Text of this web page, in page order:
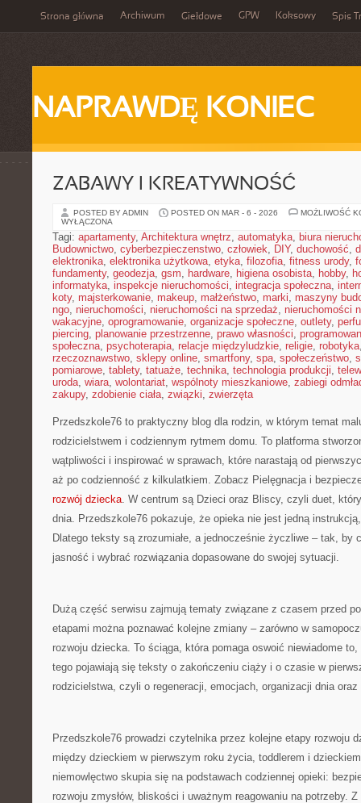
Strona główna Archiwum Giełdowe GPW Koksowy Spis
NAPRAWDĘ KONIEC
ZABAWY I KREATYWNOŚĆ
POSTED BY ADMIN POSTED ON MAR - 6 - 2026
MOŻLIWOŚĆ
WYŁĄCZONA
Tagi: apartamenty, Architektura wnętrz, automatyka, biura
Budownictwo, cyberbezpieczenstwo, człowiek, DIY, duchowość,
elektronika, elektronika użytkowa, etyka, filozofia, fitness urody,
fundamenty, geodezja, gsm, hardware, higiena osobista, hobby,
informatyka, inspekcje nieruchomości, integracja społeczna,
koty, majsterkowanie, makeup, małżeństwo, marki, maszyny
ngo, nieruchomości, nieruchomości na sprzedaż, nieruchomości
wakacyjne, oprogramowanie, organizacje społeczne, outlety,
piercing, planowanie przestrzenne, prawo własności,
społeczna, psychoterapia, relacje międzyludzkie, religie, robotyka
rzeczoznawstwo, sklepy online, smartfony, spa, społeczeństwo,
pomiarowe, tablety, tatuaże, technika, technologia produkcji,
uroda, wiara, wolontariat, wspólnoty mieszkaniowe, zabiegi
zakupy, zdobienie ciała, związki, zwierzęta
Przedszkole76 to praktyczny blog dla rodzin, w którym temat
rodzicielstwem i codziennym rytmem domu. To platforma
wątpliwości i inspirować w sprawach, które narastają od
aż po codzienność z kilkulatkiem. Zobacz Pielęgnacja i
rozwój dziecka. W centrum są Dzieci oraz Bliscy, czyli duet,
dnia. Przedszkole76 pokazuje, że opieka nie jest jedną
Dlatego teksty są zrozumiałe, a jednocześnie życzliwe – tak, by
jasność i wybrać rozwiązania dopasowane do swojej sytuacji.
Dużą część serwisu zajmują tematy związane z czasem przed
etapami można poznawać kolejne zmiany – zarówno w
rozwoju dziecka. To ściąga, która pomaga oswoić niewiadome
tego pojawiają się teksty o zakończeniu ciąży i o czasie w
rodzicielstwa, czyli o regeneracji, emocjach, organizacji dnia
Przedszkole76 prowadzi czytelnika przez kolejne etapy rozwoju
między dzieckiem w pierwszym roku życia, toddlerem i
niemowlęctwo skupia się na podstawach codziennej opieki:
rozwoju zmysłów, bliskości i uważnym reagowaniu na potrzeby.